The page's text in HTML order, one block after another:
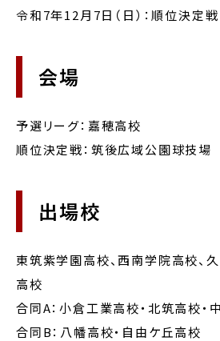
令和7年12月7日（日）：順位決定
会場
予選リーグ：嘉穂高校
順位決定戦：筑後広域公園球技場
出場校
東筑紫学園高校、西南学院高校、
高校
合同A：小倉工業高校・北筑高校・
合同B：八幡高校・自由ケ丘高校